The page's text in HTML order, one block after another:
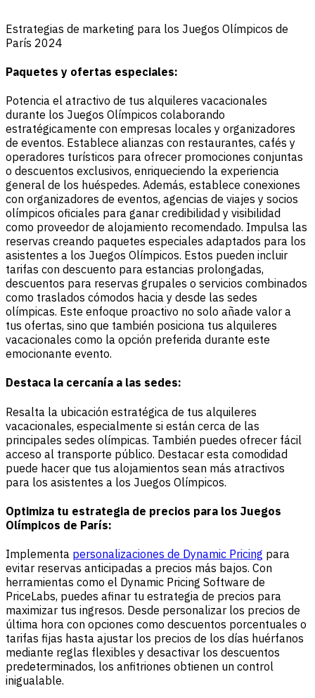
Estrategias de marketing para los Juegos Olímpicos de
París 2024
Paquetes y ofertas especiales:
Potencia el atractivo de tus alquileres vacacionales
durante los Juegos Olímpicos colaborando
estratégicamente con empresas locales y organizadores
de eventos. Establece alianzas con restaurantes, cafés y
operadores turísticos para ofrecer promociones conjuntas
o descuentos exclusivos, enriqueciendo la experiencia
general de los huéspedes. Además, establece conexiones
con organizadores de eventos, agencias de viajes y socios
olímpicos oficiales para ganar credibilidad y visibilidad
como proveedor de alojamiento recomendado. Impulsa las
reservas creando paquetes especiales adaptados para los
asistentes a los Juegos Olímpicos. Estos pueden incluir
tarifas con descuento para estancias prolongadas,
descuentos para reservas grupales o servicios combinados
como traslados cómodos hacia y desde las sedes
olímpicas. Este enfoque proactivo no solo añade valor a
tus ofertas, sino que también posiciona tus alquileres
vacacionales como la opción preferida durante este
emocionante evento.
Destaca la cercanía a las sedes:
Resalta la ubicación estratégica de tus alquileres
vacacionales, especialmente si están cerca de las
principales sedes olímpicas. También puedes ofrecer fácil
acceso al transporte público. Destacar esta comodidad
puede hacer que tus alojamientos sean más atractivos
para los asistentes a los Juegos Olímpicos.
Optimiza tu estrategia de precios para los Juegos
Olímpicos de París:
Implementa personalizaciones de Dynamic Pricing para
evitar reservas anticipadas a precios más bajos. Con
herramientas como el Dynamic Pricing Software de
PriceLabs, puedes afinar tu estrategia de precios para
maximizar tus ingresos. Desde personalizar los precios de
última hora con opciones como descuentos porcentuales o
tarifas fijas hasta ajustar los precios de los días huérfanos
mediante reglas flexibles y desactivar los descuentos
predeterminados, los anfitriones obtienen un control
inigualable.